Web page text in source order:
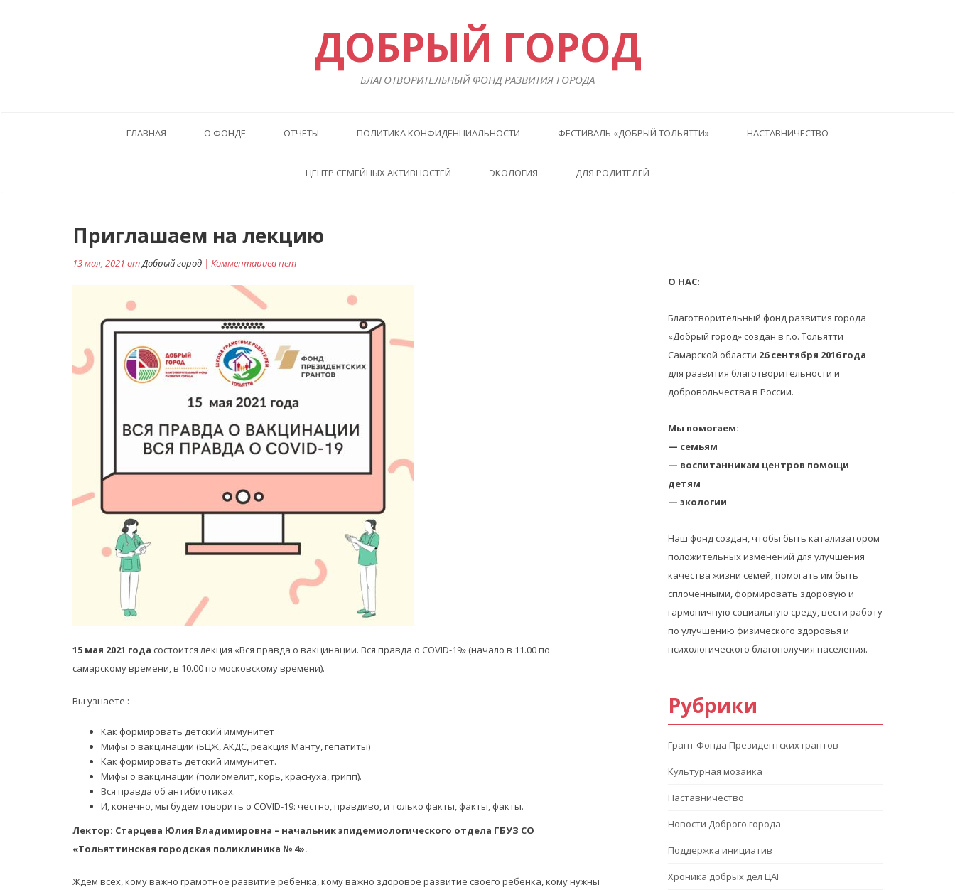
ДОБРЫЙ ГОРОД
БЛАГОТВОРИТЕЛЬНЫЙ ФОНД РАЗВИТИЯ ГОРОДА
ГЛАВНАЯ О ФОНДЕ ОТЧЕТЫ ПОЛИТИКА КОНФИДЕНЦИАЛЬНОСТИ ФЕСТИВАЛЬ «ДОБРЫЙ ТОЛЬЯТТИ» НАСТАВНИЧЕСТВО
ЦЕНТР СЕМЕЙНЫХ АКТИВНОСТЕЙ ЭКОЛОГИЯ ДЛЯ РОДИТЕЛЕЙ
Приглашаем на лекцию
13 мая, 2021 отДобрый город | Комментариев нет
15 мая 2021 года состоится лекция «Вся правда о вакцинации. Вся правда о COVID-19» (начало в 11.00 по
самарскому времени, в 10.00 по московскому времени).
Вы узнаете :
Как формировать детский иммунитет
Мифы о вакцинации (БЦЖ, АКДС, реакция Манту, гепатиты)
Как формировать детский иммунитет.
Мифы о вакцинации (полиомелит, корь, краснуха, грипп).
Вся правда об антибиотиках.
И, конечно, мы будем говорить о COVID-19: честно, правдиво, и только факты, факты, факты.
Лектор: Старцева Юлия Владимировна – начальник эпидемиологического отдела ГБУЗ СО
«Тольяттинская городская поликлиника № 4».
Ждем всех, кому важно грамотное развитие ребенка, кому важно здоровое развитие своего ребенка, кому нужны
Навигация
по
О НАС:
Благотворительный фонд развития города
«Добрый город» создан в г.о. Тольятти
Самарской области 26 сентября 2016 года
для развития благотворительности и
добровольчества в России.
Мы помогаем:
— семьям
— воспитанникам центров помощи
детям
— экологии
Наш фонд создан, чтобы быть катализатором
положительных изменений для улучшения
качества жизни семей, помогать им быть
сплоченными, формировать здоровую и
гармоничную социальную среду, вести работу
по улучшению физического здоровья и
психологического благополучия населения.
Рубрики
Грант Фонда Президентских грантов
Культурная мозаика
Наставничество
Новости Доброго города
Поддержка инициатив
Хроника добрых дел ЦАГ